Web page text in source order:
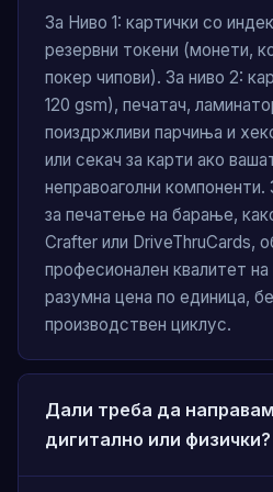
За Ниво 1: картички со
резервни токени (монети,
покер чипови). За ниво 2:
120 gsm), печатач,
поиздржливи парчиња и
или секач за карти ако
неправоаголни компоненти.
за печатење на барање,
Crafter или DriveThruCards,
професионален квалитет на
разумна цена по единица,
производствен циклус.
Дали треба да
дигитално или физички?